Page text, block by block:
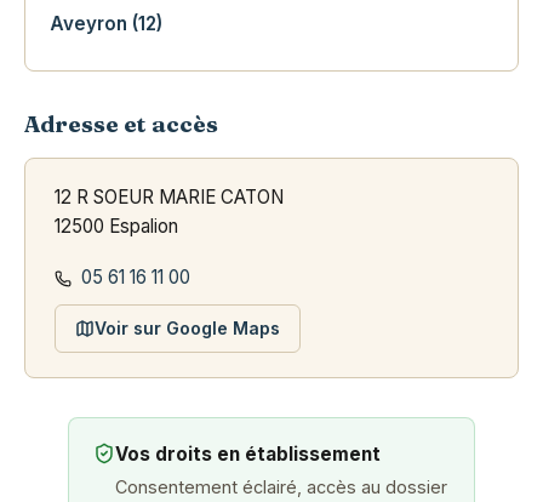
Aveyron (12)
Adresse et accès
12 R SOEUR MARIE CATON
12500 Espalion
05 61 16 11 00
Voir sur Google Maps
Vos droits en établissement
Consentement éclairé, accès au dossier